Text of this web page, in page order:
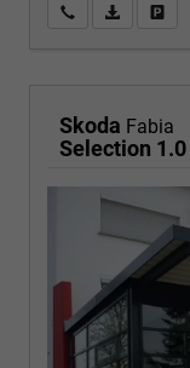
Wir rufen Sie an
PDF-
Skoda Fabia